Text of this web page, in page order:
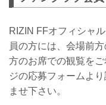
RIZIN FFオフィシャ
員の方には、会場前
方のお席での観覧を
ジの応募フォームよ
ませ下さい。